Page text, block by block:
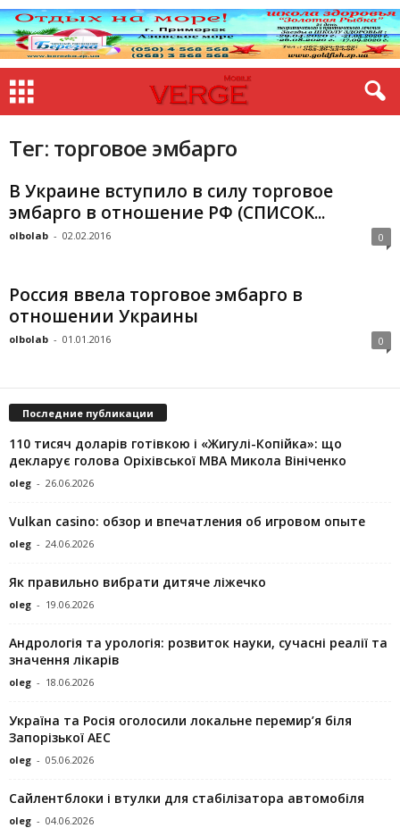
Тег: торговое эмбарго
В Украине вступило в силу торговое
эмбарго в отношение РФ (СПИСОК...
olbolab - 02.02.2016 0
Россия ввела торговое эмбарго в
отношении Украины
olbolab - 01.01.2016 0
Последние публикации
110 тисяч доларів готівкою і «Жигулі-Копійка»: що
декларує голова Оріхівської МВА Микола Вініченко
oleg - 26.06.2026
Vulkan casino: обзор и впечатления об игровом опыте
oleg - 24.06.2026
Як правильно вибрати дитяче ліжечко
oleg - 19.06.2026
Андрологія та урологія: розвиток науки, сучасні реалії та
значення лікарів
oleg - 18.06.2026
Україна та Росія оголосили локальне перемир’я біля
Запорізької АЕС
oleg - 05.06.2026
Сайлентблоки і втулки для стабілізатора автомобіля
oleg - 04.06.2026